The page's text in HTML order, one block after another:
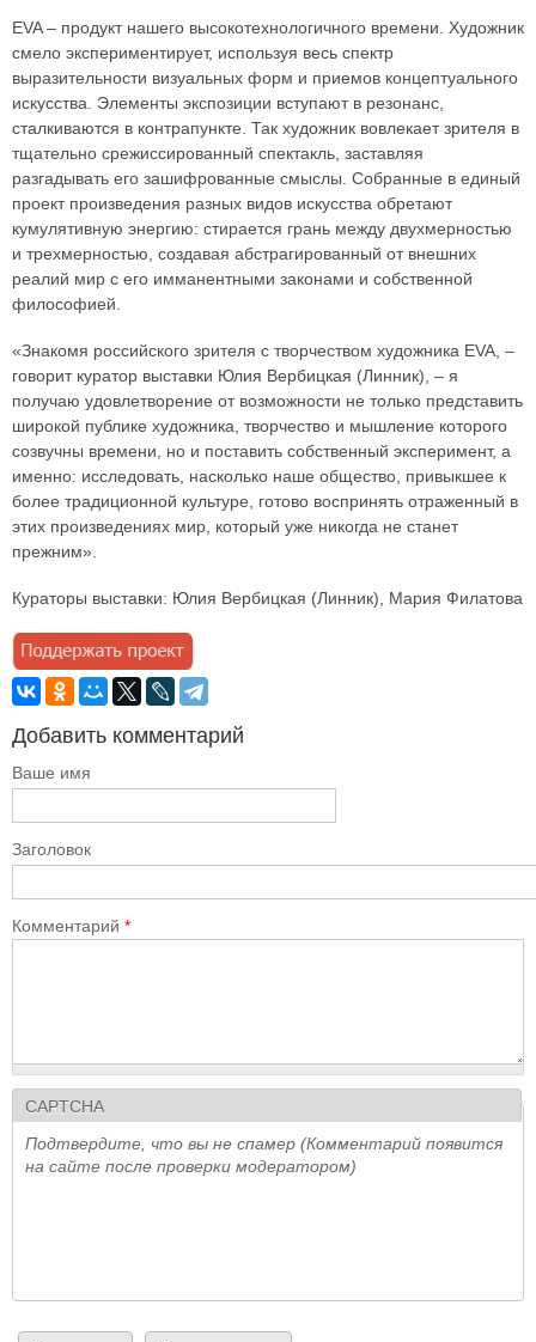
EVA – продукт нашего высокотехнологичного времени. Художник
смело экспериментирует, используя весь спектр
выразительности визуальных форм и приемов концептуального
искусства. Элементы экспозиции вступают в резонанс,
сталкиваются в контрапункте. Так художник вовлекает зрителя в
тщательно срежиссированный спектакль, заставляя
разгадывать его зашифрованные смыслы. Собранные в единый
проект произведения разных видов искусства обретают
кумулятивную энергию: стирается грань между двухмерностью
и трехмерностью, создавая абстрагированный от внешних
реалий мир с его имманентными законами и собственной
философией.
«Знакомя российского зрителя с творчеством художника EVA, –
говорит куратор выставки Юлия Вербицкая (Линник), – я
получаю удовлетворение от возможности не только представить
широкой публике художника, творчество и мышление которого
созвучны времени, но и поставить собственный эксперимент, а
именно: исследовать, насколько наше общество, привыкшее к
более традиционной культуре, готово воспринять отраженный в
этих произведениях мир, который уже никогда не станет
прежним».
Кураторы выставки: Юлия Вербицкая (Линник), Мария Филатова
Добавить комментарий
Ваше имя
Заголовок
Комментарий *
CAPTCHA
Подтвердите, что вы не спамер (Комментарий появится
на сайте после проверки модератором)